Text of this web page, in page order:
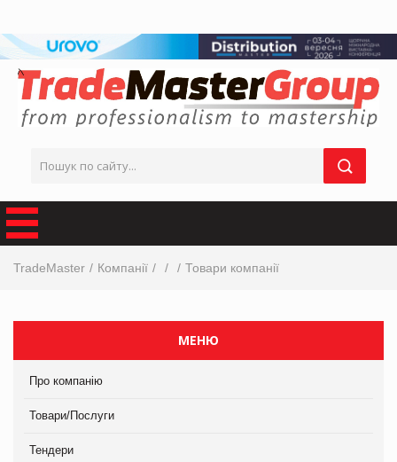
TradeMaster Компанії Товари компанії
МЕНЮ
Про компанію
Товари/Послуги
Тендери